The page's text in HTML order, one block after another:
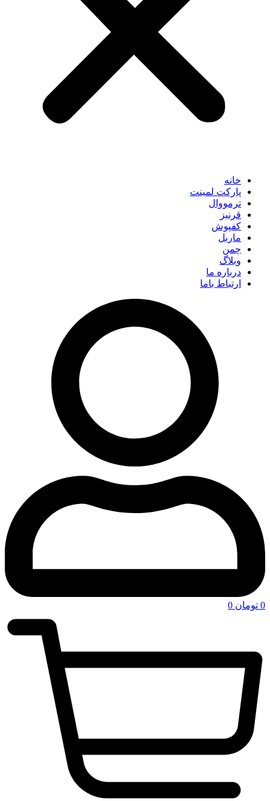
خانه
پارکت لمینت
ترمووال
قرنیز
کفپوش
ماربل
چمن
وبلاگ
درباره ما
ارتباط باما
0 تومان 0